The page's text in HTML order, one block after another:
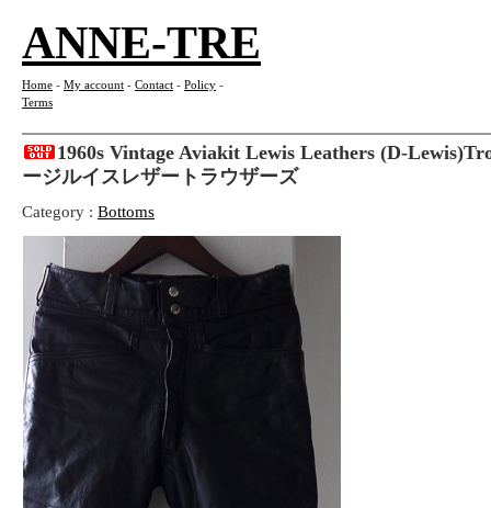
ANNE-TRE
Home - My account - Contact - Policy -
Terms
1960s Vintage Aviakit Lewis Leathers (D-
ージルイスレザートラウザーズ
Category : Bottoms